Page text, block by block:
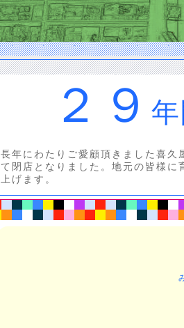
２９
長年にわたりご愛顧頂きました喜久
て閉店となりました。地元の皆様
上げます。